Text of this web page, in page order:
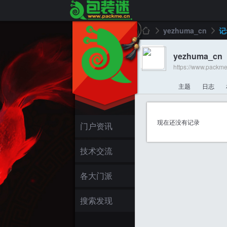
门户资讯
技术交流
各大门派
搜索发现
包 ›
yezhuma_cn
›
yezhuma_cn
https://
主题 日志
现在还没有记录